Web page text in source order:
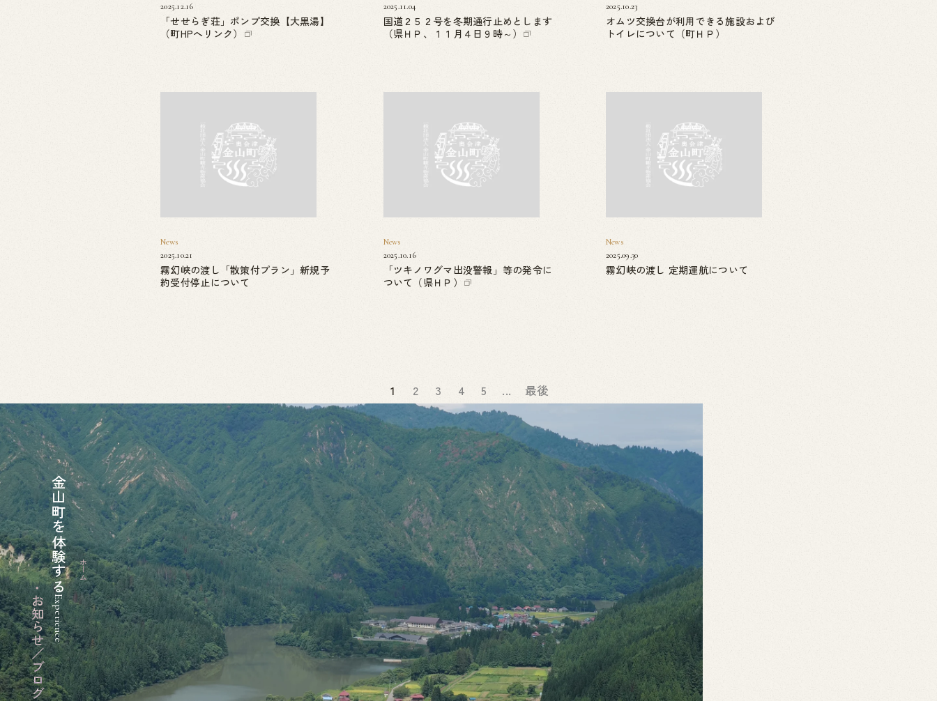
2025.12.16
「せせらぎ荘」ポンプ交換【大黒湯】
（町HPへリンク）
2025.11.04
国道２５２号を冬期通行止めとします
（県ＨＰ、１１月４日９時～）
2025.10.23
オムツ交換台が利用できる施設および
トイレについて（町ＨＰ）
News
2025.10.21
霧幻峡の渡し「散策付プラン」新規予
約受付停止について
News
2025.10.16
「ツキノワグマ出没警報」等の発令に
ついて（県ＨＰ）
News
2025.09.30
霧幻峡の渡し 定期運航について
1 2 3 4 5 ... 最後
金山町を体験する
Experience
ホーム
お知らせ／ブログ